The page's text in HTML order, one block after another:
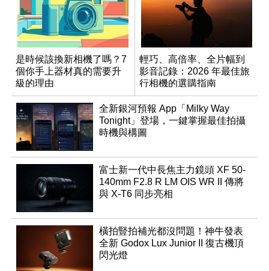
是時候該換新相機了嗎？7
個你手上器材真的需要升
級的理由
輕巧、高倍率、全片幅到
影音記錄：2026 年最佳旅
行相機的選購指南
全新銀河預報 App「Milky Way
Tonight」登場，一鍵掌握最佳拍攝
時機與構圖
富士新一代中長焦主力鏡頭 XF 50-
140mm F2.8 R LM OIS WR II 傳將
與 X-T6 同步亮相
橫拍豎拍補光都沒問題！神牛發表
全新 Godox Lux Junior II 復古機頂
閃光燈